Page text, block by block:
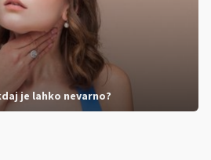
je lahko nevarno?